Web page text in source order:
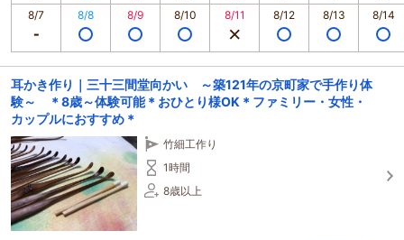
8/7
8/8 8/9 8/10 8/11 8/12 8/13 8/14
耳かき作り｜三十三間堂向かい ～築121年の京町家で手作り体
験～ ＊8歳～体験可能＊おひとり様OK＊ファミリー・女性・
カップルにおすすめ＊
竹細工作り
1時間
8歳以上